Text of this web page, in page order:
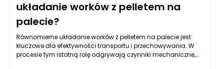
układanie worków z pelletem na
palecie?
Równomierne układanie worków z pelletem na palecie jest
kluczowe dla efektywności transportu i przechowywania. W
procesie tym istotną rolę odgrywają czynniki mechaniczne,